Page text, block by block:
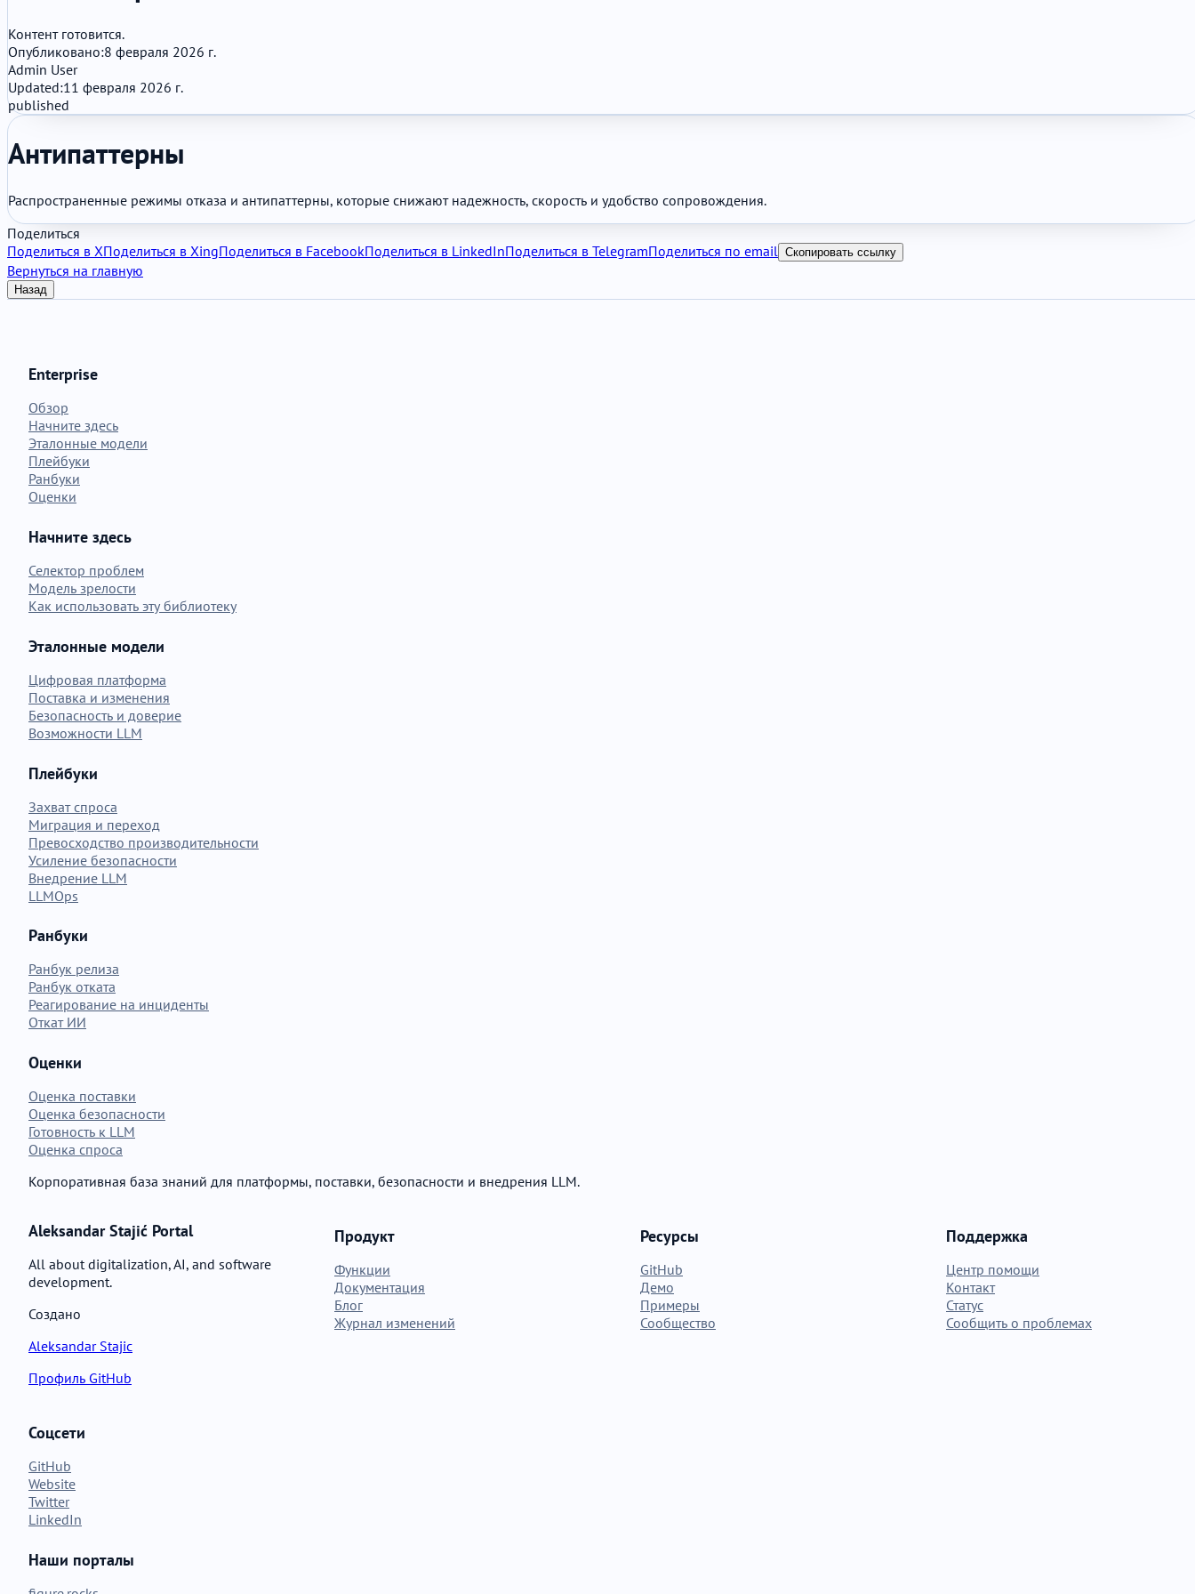
Контент готовится.
Опубликовано:8 февраля 2026 г.
Admin User
Updated:11 февраля 2026 г.
published
Антипаттерны
Распространенные режимы отказа и антипаттерны, которые снижают надежность, скорость и удобство сопровождения.
Поделиться
Поделиться в XПоделиться в XingПоделиться в FacebookПоделиться в LinkedInПоделиться в TelegramПоделиться по email Скопировать ссылку
Вернуться на главную
Назад
Enterprise
Обзор
Начните здесь
Эталонные модели
Плейбуки
Ранбуки
Оценки
Начните здесь
Селектор проблем
Модель зрелости
Как использовать эту библиотеку
Эталонные модели
Цифровая платформа
Поставка и изменения
Безопасность и доверие
Возможности LLM
Плейбуки
Захват спроса
Миграция и переход
Превосходство производительности
Усиление безопасности
Внедрение LLM
LLMOps
Ранбуки
Ранбук релиза
Ранбук отката
Реагирование на инциденты
Откат ИИ
Оценки
Оценка поставки
Оценка безопасности
Готовность к LLM
Оценка спроса
Корпоративная база знаний для платформы, поставки, безопасности и внедрения LLM.
Aleksandar Stajić Portal
All about digitalization, AI, and software
development.
Создано
Aleksandar Stajic
Профиль GitHub
Продукт
Функции
Документация
Блог
Журнал изменений
Ресурсы
GitHub
Демо
Примеры
Сообщество
Поддержка
Центр помощи
Контакт
Статус
Сообщить о проблемах
Соцсети
GitHub
Website
Twitter
LinkedIn
Наши порталы